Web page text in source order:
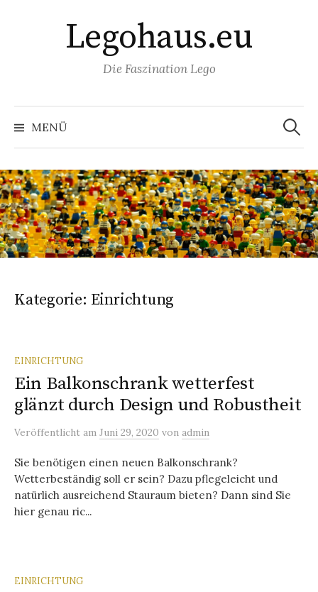
Legohaus.eu
Die Faszination Lego
MENÜ
Suchen
nach:
Kategorie: Einrichtung
EINRICHTUNG
Ein Balkonschrank wetterfest
glänzt durch Design und Robustheit
Veröffentlicht am Juni 29, 2020 von admin
Sie benötigen einen neuen Balkonschrank?
Wetterbeständig soll er sein? Dazu pflegeleicht und
natürlich ausreichend Stauraum bieten? Dann sind Sie
hier genau ric...
EINRICHTUNG